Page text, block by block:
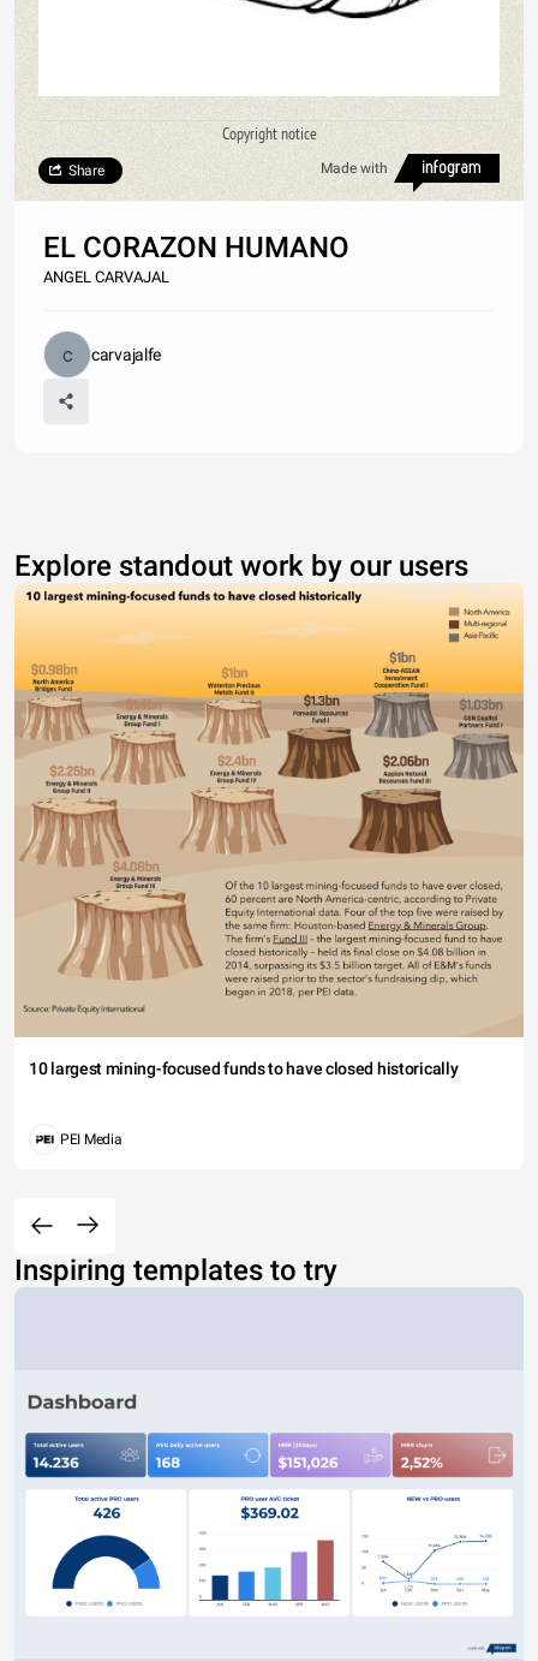
Copyright notice
Made with
Share
EL CORAZON HUMANO
ANGEL CARVAJAL
carvajalfe
Explore standout work by our users
10 largest mining-focused funds to have closed historically
PEI Media
Inspiring templates to try